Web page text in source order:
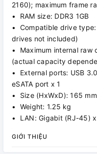
2160); maximum frame
• RAM size: DDR3 1GB
• Compatible drive type:
drives not included)
• Maximum internal raw
(actual capacity
• External ports: USB
eSATA port x 1
• Size (HxWxD): 165
• Weight: 1.25 kg
• LAN: Gigabit (RJ-45) x
GIỚI THIỆU